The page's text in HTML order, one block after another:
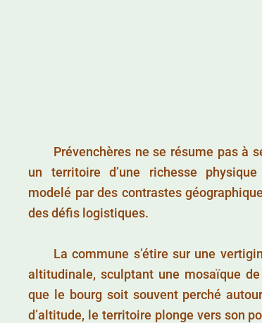
Prévenchères ne se résume pas à
un territoire d’une richesse physique
modelé par des contrastes
des défis logistiques.
La commune s’étire sur une
altitudinale, sculptant une mosaïque
que le bourg soit souvent perché
d’altitude, le territoire plonge vers son